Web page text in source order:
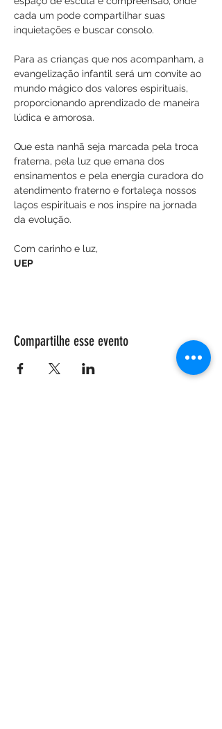
cada um pode compartilhar suas
inquietações e buscar consolo.
Para as crianças que nos acompanham, a
evangelização infantil será um convite ao
mundo mágico dos valores espirituais,
proporcionando aprendizado de maneira
lúdica e amorosa.
Que esta nanhã seja marcada pela troca
fraterna, pela luz que emana dos
ensinamentos e pela energia curadora do
atendimento fraterno e fortaleça nossos
laços espirituais e nos inspire na jornada
da evolução.
Com carinho e luz,
UEP
Compartilhe esse evento